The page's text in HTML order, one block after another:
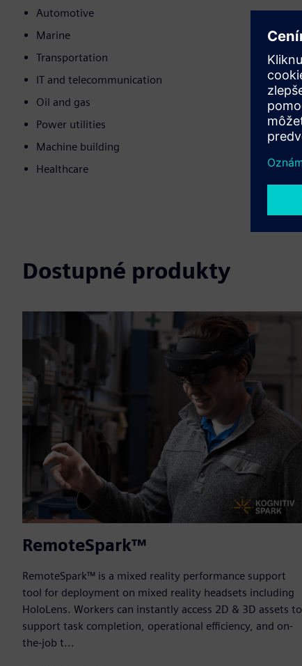
Automotive
Marine
Transportation
IT and telecommunication
Oil and gas
Power utilities
Machine building
Healthcare
Dostupné produkty
RemoteSpark™
RemoteSpark™ is a mixed reality performance support
tool for deployment on mixed reality headsets including
HoloLens. Workers can instantly access 2D & 3D assets to
support task completion, operational efficiency, and on-
the-job t...